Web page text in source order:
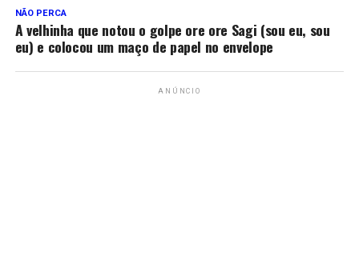
NÃO PERCA
A velhinha que notou o golpe ore ore Sagi (sou eu, sou
eu) e colocou um maço de papel no envelope
ANÚNCIO